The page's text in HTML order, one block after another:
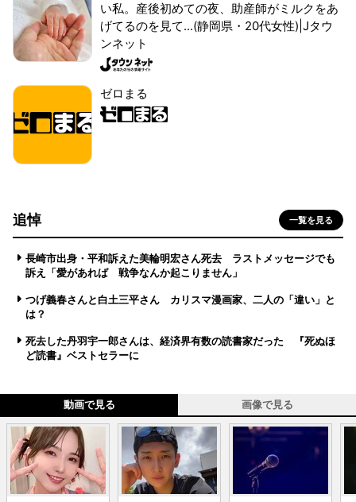
い私。産後初めての夜、助産師がミルクをあ
げてるのを見て...(静岡県・20代女性)|Jタウ
ンネット
ゼロまる
追悼 一覧を見る
長崎市出身・平和訴えた美輪明宏さん死去 ラストメッセージでも
訴え「愛があれば 戦争なんか起こりません」
つげ義春さんと白土三平さん カリスマ漫画家、二人の「違い」と
は？
死去した丹羽宇一郎さんは、経済界有数の読書家だった 『死ぬほ
ど読書』ベストセラーに
動画で見る 画像で見る